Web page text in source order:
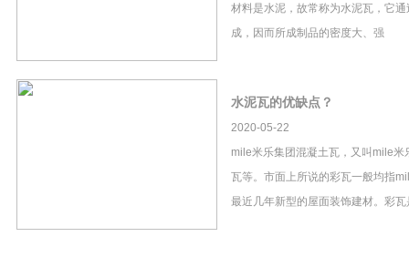
材料是水泥，故常称为水泥瓦，它
成，因而所成制品的密度大、强
水泥瓦的优缺点？
2020-05-22
mile米乐集团混凝土瓦，又叫mile米
瓦等。市面上所说的彩瓦一般均指
最近几年新型的屋面装饰建材。彩